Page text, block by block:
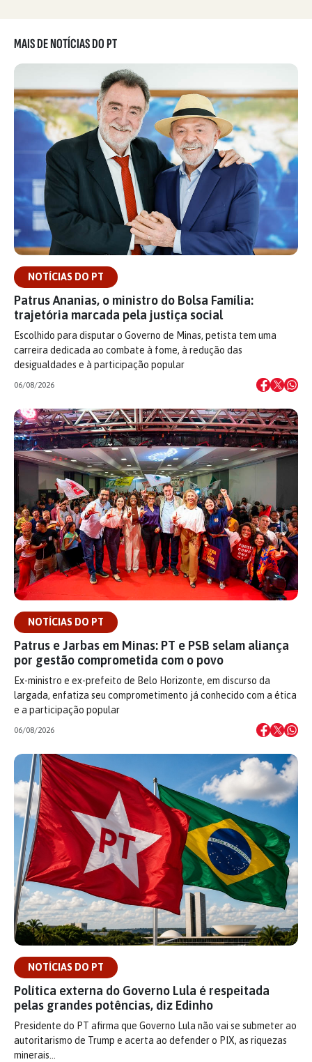
MAIS DE NOTÍCIAS DO PT
NOTÍCIAS DO PT
Patrus Ananias, o ministro do Bolsa Família:
trajetória marcada pela justiça social
Escolhido para disputar o Governo de Minas, petista tem uma
carreira dedicada ao combate à fome, à redução das
desigualdades e à participação popular
06/08/2026
NOTÍCIAS DO PT
Patrus e Jarbas em Minas: PT e PSB selam aliança
por gestão comprometida com o povo
Ex-ministro e ex-prefeito de Belo Horizonte, em discurso da
largada, enfatiza seu comprometimento já conhecido com a ética
e a participação popular
06/08/2026
NOTÍCIAS DO PT
Política externa do Governo Lula é respeitada
pelas grandes potências, diz Edinho
Presidente do PT afirma que Governo Lula não vai se submeter ao
autoritarismo de Trump e acerta ao defender o PIX, as riquezas
minerais…